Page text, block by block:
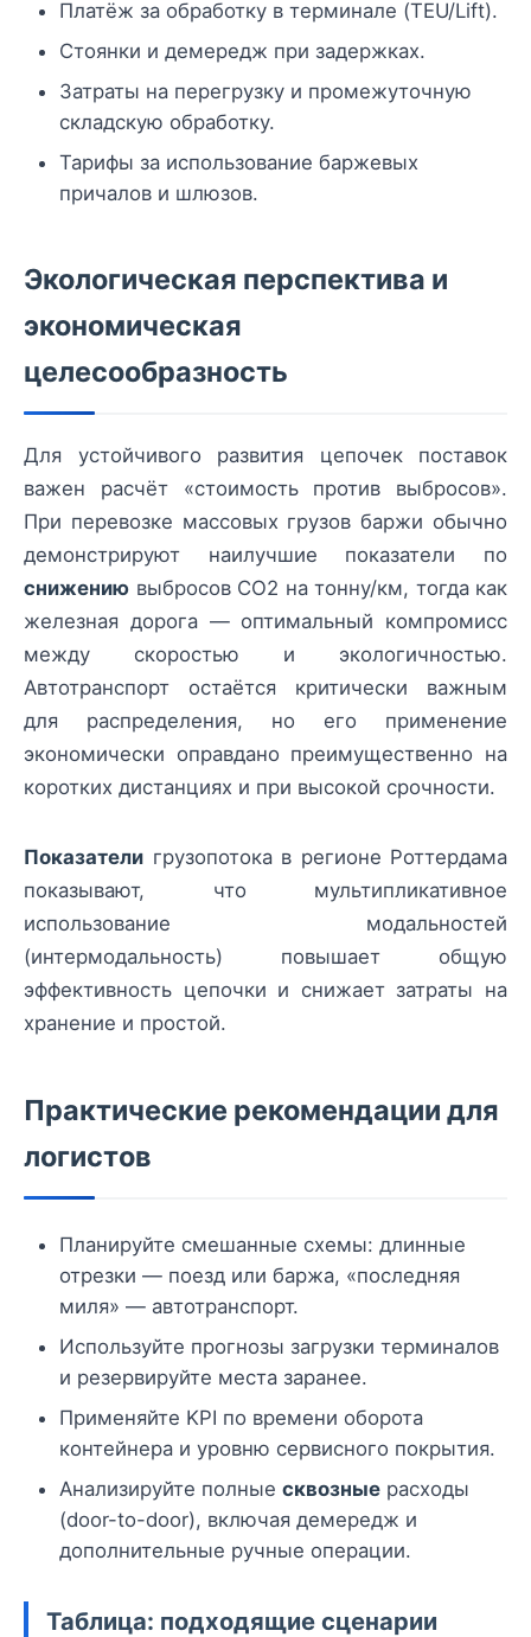
Платёж за обработку в терминале (TEU/Lift).
Стоянки и демередж при задержках.
Затраты на перегрузку и промежуточную
складскую обработку.
Тарифы за использование баржевых
причалов и шлюзов.
Экологическая перспектива и
экономическая
целесообразность
Для устойчивого развития цепочек поставок
важен расчёт «стоимость против выбросов».
При перевозке массовых грузов баржи обычно
демонстрируют наилучшие показатели по
снижению выбросов CO2 на тонну/км, тогда как
железная дорога — оптимальный компромисс
между скоростью и экологичностью.
Автотранспорт остаётся критически важным
для распределения, но его применение
экономически оправдано преимущественно на
коротких дистанциях и при высокой срочности.
Показатели грузопотока в регионе Роттердама
показывают, что мультипликативное
использование модальностей
(интермодальность) повышает общую
эффективность цепочки и снижает затраты на
хранение и простой.
Практические рекомендации для
логистов
Планируйте смешанные схемы: длинные
отрезки — поезд или баржа, «последняя
миля» — автотранспорт.
Используйте прогнозы загрузки терминалов
и резервируйте места заранее.
Применяйте KPI по времени оборота
контейнера и уровню сервисного покрытия.
Анализируйте полные сквозные расходы
(door-to-door), включая демередж и
дополнительные ручные операции.
Таблица: подходящие сценарии